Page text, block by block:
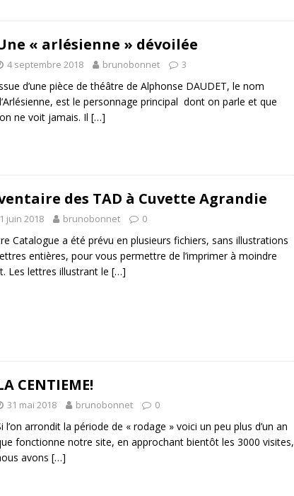
« arlésienne » dévoilée
4 septembre 2018 brunobonnet 3
d’une pièce de théâtre de Alphonse DAUDET, le nom
est le personnage principal dont on parle et que
ne voit jamais. Il […]
des TAD à Cuvette Agrandie
juin 2018 brunobonnet 0
Catalogue a été prévu en plusieurs fichiers, sans illustrations
entières, pour vous permettre de l’imprimer à moindre
Les lettres illustrant le […]
CENTIEME!
31 mai 2018 brunobonnet 0
l’on arrondit la période de « rodage » voici un peu plus d’un an
fonctionne notre site, en approchant bientôt les 3000 visites,
avons […]